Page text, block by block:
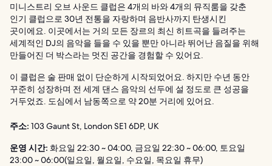
미니스트리 오브 사운드 클럽은 4개의 바와 4개의 뮤직룸을 갖춘
인기 클럽으로 30년 전통을 자랑하며 음반사까지 탄생시킨
곳이에요. 이곳에서는 거의 모든 장르의 최신 히트곡을 들려주는
세계적인 DJ의 음악을 들을 수 있을 뿐만 아니라 뛰어난 음질을 위해
만들어진 더 박스라는 멋진 공간을 경험할 수 있어요.
이 클럽은 술 판매 없이 단순하게 시작되었어요. 하지만 수년 동안
꾸준히 성장하며 전 세계 댄스 음악의 선두에 설 정도로 큰 성공을
거두었죠. 도심에서 남동쪽으로 약 20분 거리에 있어요.
주소: 103 Gaunt St, London SE1 6DP, UK
운영 시간: 화요일 22:30 ~ 04:00, 금요일 22:30 ~ 06:00, 토요일
23:00 ~ 06:00(일요일, 월요일, 수요일, 목요일 휴무)